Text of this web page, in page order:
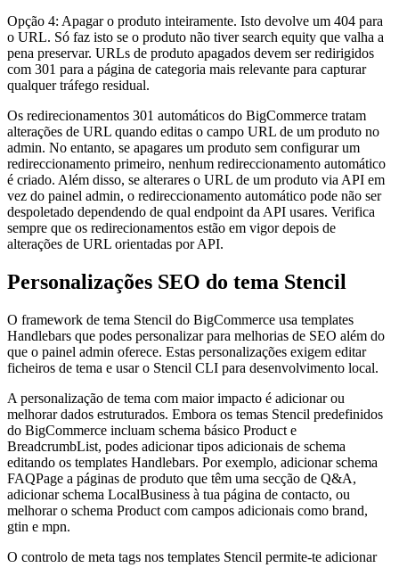
Opção 4: Apagar o produto inteiramente. Isto devolve um 404 para
o URL. Só faz isto se o produto não tiver search equity que valha a
pena preservar. URLs de produto apagados devem ser redirigidos
com 301 para a página de categoria mais relevante para capturar
qualquer tráfego residual.
Os redirecionamentos 301 automáticos do BigCommerce tratam
alterações de URL quando editas o campo URL de um produto no
admin. No entanto, se apagares um produto sem configurar um
redireccionamento primeiro, nenhum redireccionamento automático
é criado. Além disso, se alterares o URL de um produto via API em
vez do painel admin, o redireccionamento automático pode não ser
despoletado dependendo de qual endpoint da API usares. Verifica
sempre que os redirecionamentos estão em vigor depois de
alterações de URL orientadas por API.
Personalizações SEO do tema Stencil
O framework de tema Stencil do BigCommerce usa templates
Handlebars que podes personalizar para melhorias de SEO além do
que o painel admin oferece. Estas personalizações exigem editar
ficheiros de tema e usar o Stencil CLI para desenvolvimento local.
A personalização de tema com maior impacto é adicionar ou
melhorar dados estruturados. Embora os temas Stencil predefinidos
do BigCommerce incluam schema básico Product e
BreadcrumbList, podes adicionar tipos adicionais de schema
editando os templates Handlebars. Por exemplo, adicionar schema
FAQPage a páginas de produto que têm uma secção de Q&A,
adicionar schema LocalBusiness à tua página de contacto, ou
melhorar o schema Product com campos adicionais como brand,
gtin e mpn.
O controlo de meta tags nos templates Stencil permite-te adicionar